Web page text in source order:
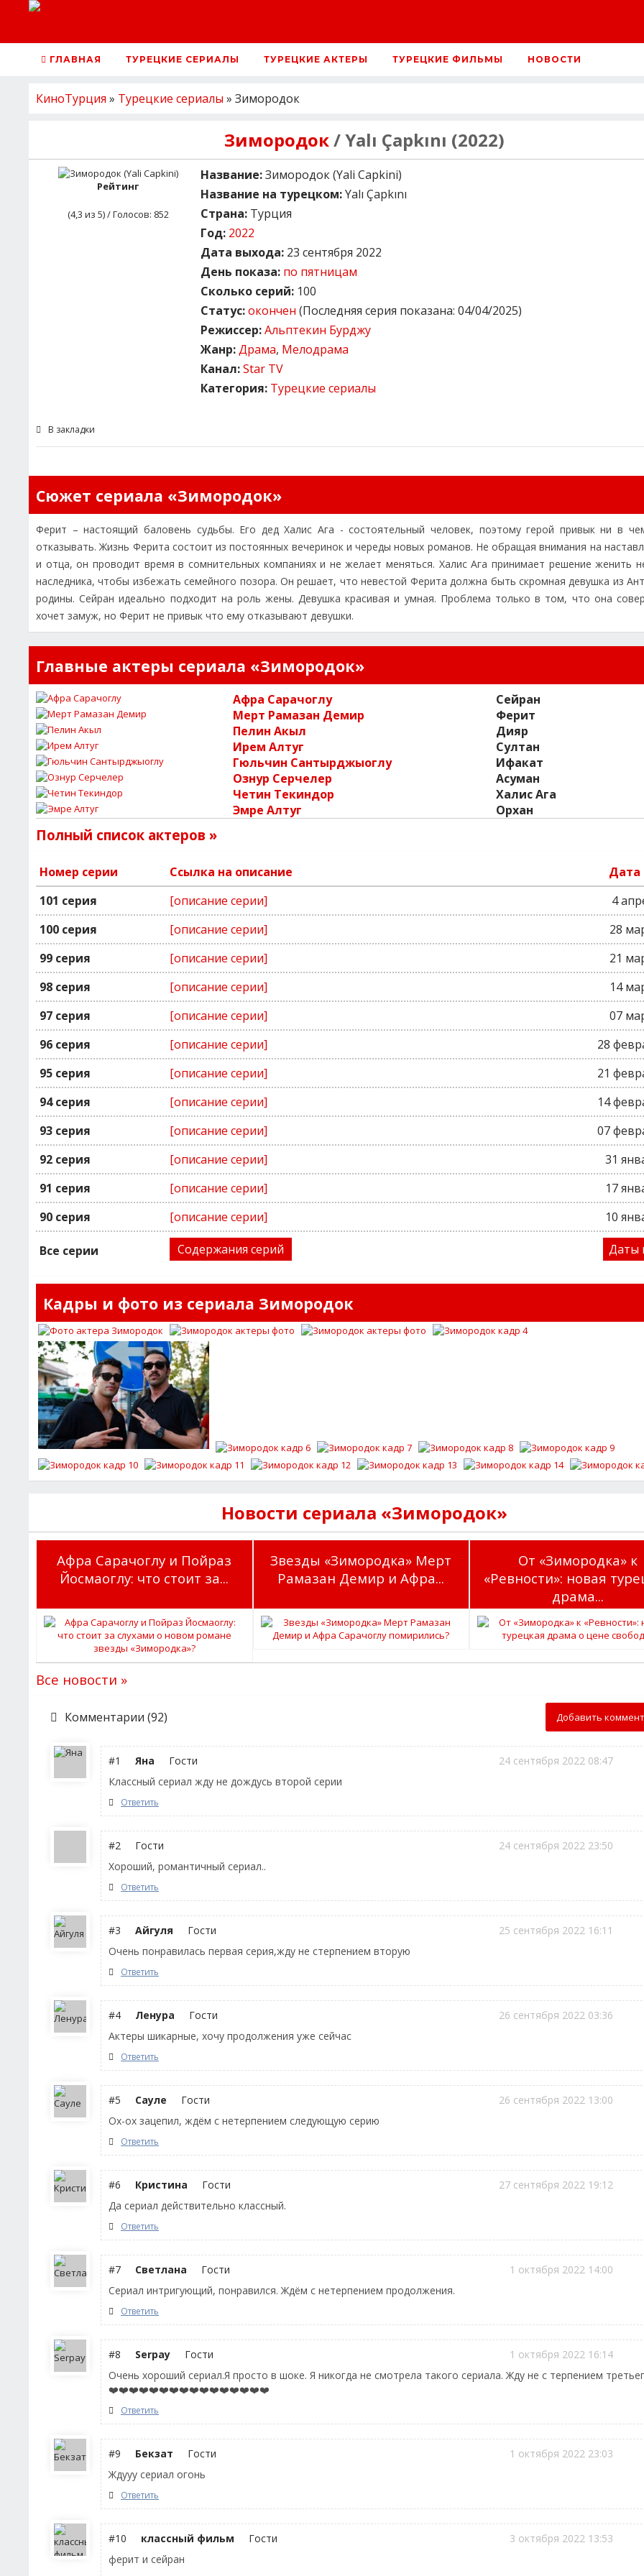
ГЛАВНАЯ ТУРЕЦКИЕ СЕРИАЛЫ ТУРЕЦКИЕ АКТЕРЫ ТУРЕЦКИЕ ФИЛЬМЫ НОВОСТИ
КиноТурция » Турецкие сериалы » Зимородок
Зимородок/ Yalı Çapkını (2022)
Рейтинг
(4,3 из 5) / Голосов: 852
Название:Зимородок (Yali Capkini)
Название на турецком:Yalı Çapkını
Страна:Турция
Год: 2022
Дата выхода:23 сентября 2022
День показа: по пятницам
Сколько серий:100
Статус: окончен (Последняя серия показана: 04/04/2025)
Режиссер: Альптекин Бурджу
Жанр: Драма, Мелодрама
Канал: Star TV
Категория: Турецкие сериалы
В закладки
Сюжет сериала «Зимородок»
Ферит – настоящий баловень судьбы. Его дед Халис Ага - состоятельный человек, поэтому герой привык ни в
отказывать. Жизнь Ферита состоит из постоянных вечеринок и череды новых романов. Не обращая внимания на
и отца, он проводит время в сомнительных компаниях и не желает меняться. Халис Ага принимает решение женить
наследника, чтобы избежать семейного позора. Он решает, что невестой Ферита должна быть скромная девушка из
родины. Сейран идеально подходит на роль жены. Девушка красивая и умная. Проблема только в том, что она
хочет замуж, но Ферит не привык что ему отказывают девушки.
Главные актеры сериала «Зимородок»
Афра Сарачоглу
Сейран
Мерт Рамазан Демир
Ферит
Пелин Акыл
Дияр
Ирем Алтуг
Султан
Гюльчин Сантырджыоглу
Ифакат
Ознур Серчелер
Асуман
Четин Текиндор
Халис Ага
Эмре Алтуг
Орхан
Полный список актеров »
Номер серии Ссылка на описание
Дата
101 серия
[описание серии]
4
100 серия
[описание серии]
28
99 серия
[описание серии]
21
98 серия
[описание серии]
14
97 серия
[описание серии]
07
96 серия
[описание серии]
28
95 серия
[описание серии]
21
94 серия
[описание серии]
14
93 серия
[описание серии]
07
92 серия
[описание серии]
31
91 серия
[описание серии]
17
90 серия
[описание серии] 10
Все серии Содержания серий Даты
Кадры и фото из сериала Зимородок
Новости сериала «Зимородок»
Афра Сарачоглу и Пойраз
Йосмаоглу: что стоит за...
Звезды «Зимородка» Мерт
Рамазан Демир и Афра...
От «Зимородка» к
«Ревности»: новая
драма...
Все новости »
Комментарии (92) Добавить
#1 Яна Гости
24 сентября 2022 08:47
Классный сериал жду не дождусь второй серии
Ответить
#2 Гости
24 сентября 2022 23:50
Хороший, романтичный сериал..
Ответить
#3 Айгуля Гости
25 сентября 2022 16:11
Очень понравилась первая серия,жду не стерпением вторую
Ответить
#4 Ленура Гости
26 сентября 2022 03:36
Актеры шикарные, хочу продолжения уже сейчас
Ответить
#5 Сауле Гости
26 сентября 2022 13:00
Ох-ох зацепил, ждём с нетерпением следующую серию
Ответить
#6 Кристина Гости
27 сентября 2022 19:12
Да сериал действительно классный.
Ответить
#7 Светлана Гости
1 октября 2022 14:00
Сериал интригующий, понравился. Ждём с нетерпением продолжения.
Ответить
#8 Serpay Гости
1 октября 2022 16:14
Очень хороший сериал.Я просто в шоке. Я никогда не смотрела такого сериала. Жду не с терпением
❤️❤️❤️❤️❤️❤️❤️❤️❤️❤️❤️❤️❤️❤️❤️❤️
Ответить
#9 Бекзат Гости
1 октября 2022 23:03
Ждууу сериал огонь
Ответить
#10 классный фильм Гости
3 октября 2022 13:53
ферит и сейран